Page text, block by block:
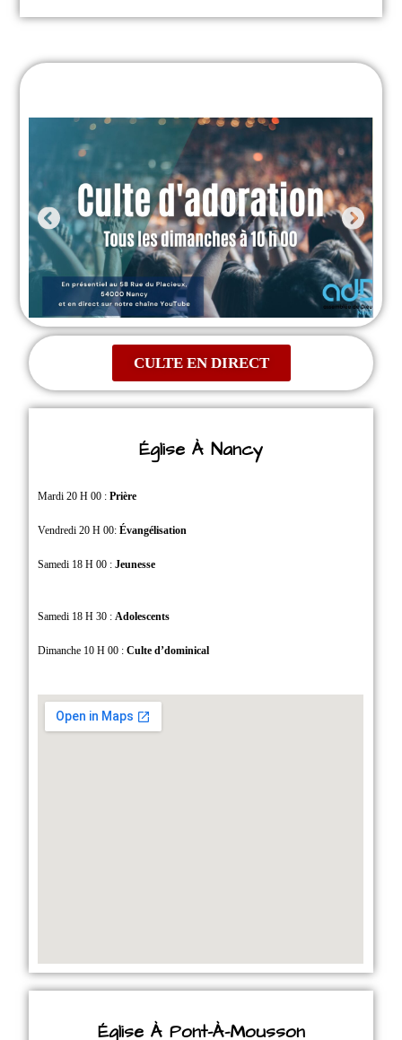
CULTE EN DIRECT
Église À Nancy
Mardi 20 H 00 :Prière
Vendredi 20 H 00: Évangélisation
Samedi 18 H 00 :Jeunesse
Samedi 18 H 30 :Adolescents
Dimanche 10 H 00 :Culte d’dominical
Église À Pont-À-Mousson